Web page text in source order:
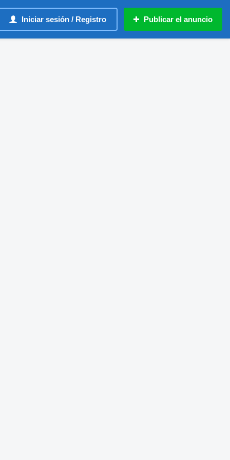
Iniciar sesión / Registro Publicar el anuncio